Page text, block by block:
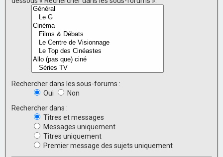
Rechercher dans les sous-forums :
Oui
Non
Rechercher dans :
Titres et messages
Messages uniquement
Titres uniquement
Premier message des sujets uniquement